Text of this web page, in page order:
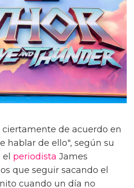
de acuerdo en
hablar de ello", según su
periodista James
que seguir sacando el
cuando un día no